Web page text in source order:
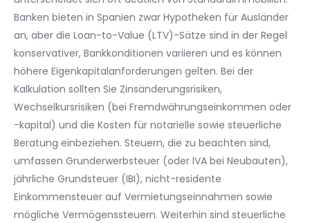
Banken bieten in Spanien zwar Hypotheken für Ausländer
an, aber die Loan-to-Value (LTV)-Sätze sind in der Regel
konservativer, Bankkonditionen variieren und es können
höhere Eigenkapitalanforderungen gelten. Bei der
Kalkulation sollten Sie Zinsänderungsrisiken,
Wechselkursrisiken (bei Fremdwährungseinkommen oder
-kapital) und die Kosten für notarielle sowie steuerliche
Beratung einbeziehen. Steuern, die zu beachten sind,
umfassen Grunderwerbsteuer (oder IVA bei Neubauten),
jährliche Grundsteuer (IBI), nicht-residente
Einkommensteuer auf Vermietungseinnahmen sowie
mögliche Vermögenssteuern. Weiterhin sind steuerliche